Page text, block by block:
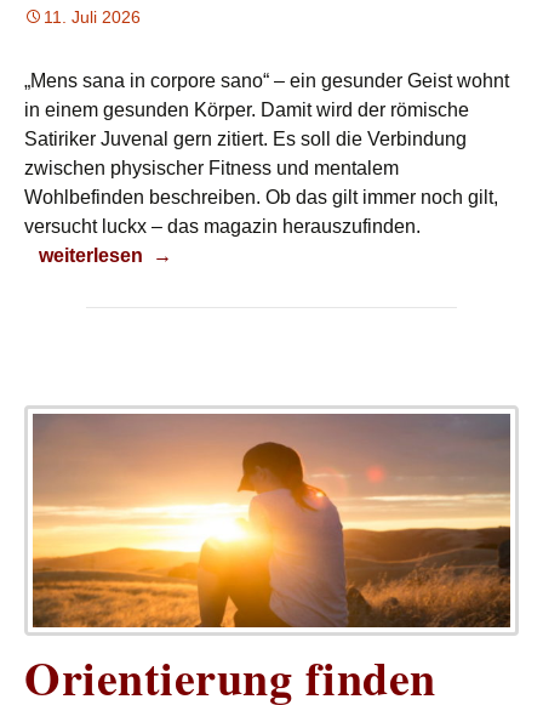
11. Juli 2026
„Mens sana in corpore sano“ – ein gesunder Geist wohnt
in einem gesunden Körper. Damit wird der römische
Satiriker Juvenal gern zitiert. Es soll die Verbindung
zwischen physischer Fitness und mentalem
Wohlbefinden beschreiben. Ob das gilt immer noch gilt,
versucht luckx – das magazin herauszufinden.
Fitness beginnt im Kopf
weiterlesen →
Orientierung finden